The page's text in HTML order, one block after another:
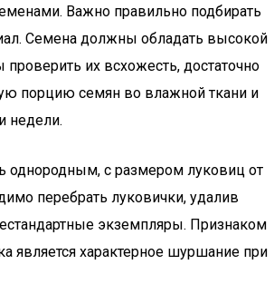
Важно правильно подбирать
Семена должны обладать высокой
их всхожесть, достаточно
порцию семян во влажной ткани и
недели.
однородным, с размером луковиц от
перебрать луковички, удалив
экземпляры. Признаком
является характерное шуршание при